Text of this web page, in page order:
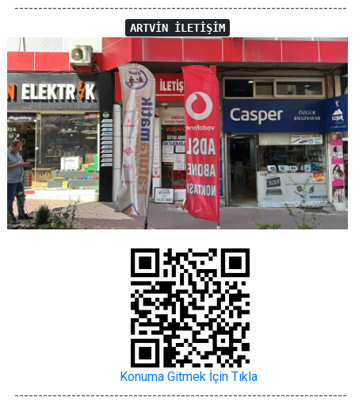
----------------------------------------------------------------------
ARTVİN İLETİŞİM
Konuma Gitmek İçin Tıkla
----------------------------------------------------------------------